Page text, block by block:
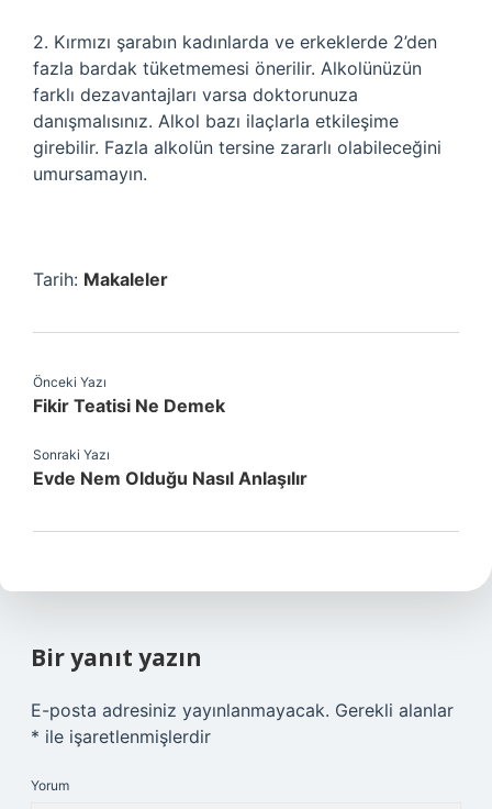
2. Kırmızı şarabın kadınlarda ve erkeklerde 2’den
fazla bardak tüketmemesi önerilir. Alkolünüzün
farklı dezavantajları varsa doktorunuza
danışmalısınız. Alkol bazı ilaçlarla etkileşime
girebilir. Fazla alkolün tersine zararlı olabileceğini
umursamayın.
Tarih: Makaleler
Önceki Yazı
Fikir Teatisi Ne Demek
Sonraki Yazı
Evde Nem Olduğu Nasıl Anlaşılır
Bir yanıt yazın
E-posta adresiniz yayınlanmayacak. Gerekli alanlar
* ile işaretlenmişlerdir
Yorum